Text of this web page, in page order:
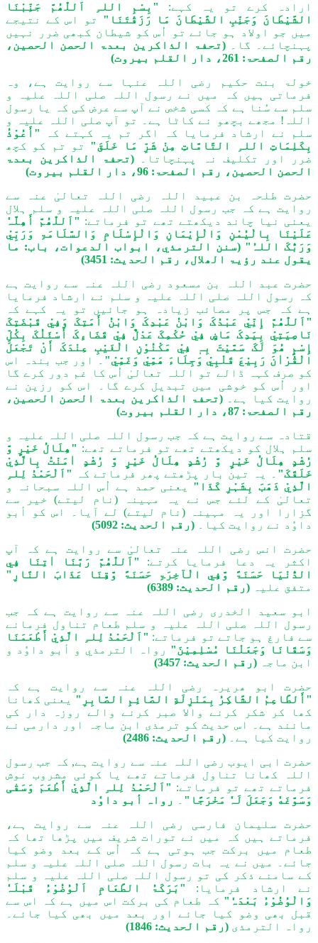
ارادہ کرے تو یہ کہے:
"بِسْمِ اللہِ اَللّٰھُمَّ جَنِّبْنَا
الشَّیْطَانَ وَجَنِّبِ الشَّیْطَانَ مَا رَزَقْتَنَا" تو اس کے نتیجے
میں جو اولاد ہو جائے تو اُس کو شیطان کبھی ضرر نہیں
پہنچائے۔ گا۔(تحفۃ الذاکرین بعدۃ الحصن الحصين،
رقم الصفحۃ: 261، دار القلم بیروت)
خولۃ بنت حکیم رضی اللہ عنہا سے روایت ہے، وہ
فرماتی ہیں کہ میں نے رسول اللہ صلی اللہ علیہ و
سلم سے سُنا ہے کہ کسی شخص نے آپ سے عرض کی کہ یا رسول
اللہ! مجھے بچھو نے کاٹا ہے۔ تو آپ صلی اللہ علیہ و
سلم نے ارشاد فرمایا کہ اگر تم یہ کہتے کہ
"أَعُوْذُ
بِکَلِمَاتِ اللہِ التَّامَّاتِ مِنْ شَرِّ مَا خَلَقَ" تو تم کو کچھ
ضرر اور تکلیف نہ پہنچاتا۔ (تحفۃ الذاکرین بعدۃ
الحصن الحصین، رقم الصفحۃ: 96، دار القلم بیروت)
حضرت طلحہ بن عبید اللہ رضی اللہ تعالیٰ عنہ سے
روایت ہے کہ جب رسول اللہ صلی اللہ علیہ و سلم ہلال
یعنی نیا چاند دیکھتے تھے تو فرماتے: "اَللّٰھُمَّ أَھِلَّہٗ
عَلَیْنَا بِالْیُمْنِ وَالْإِیْمَانِ وَالْإِسْلَامِ وَالسَّلَامَۃِ وَرَبِّيْ
وَرَبُّکَ اللہُ" (سنن الترمذي، ابواب الدعوات، باب: ما
یقول عند رؤیۃ الھلال، رقم الحديث: 3451)
حضرت عبد اللہ بن مسعود رضی اللہ عنہ سے روایت ہے
کہ رسول اللہ صلی اللہ علیہ و سلم نے ارشاد فرمایا
ہے کہ جس پر مصائب زیادہ ہو جائیں تو یہ کہے کہ
"اَللّٰھُمَّ إِنِّيْ عَبْدُکَ وَابْنُ عَبْدِکَ وَابْنُ أَمَتِکَ وَفِيْ قَبْضَتِکَ
نَاصِیَتِيْ بِیَدِکَ مَاضٍ فِيْ حُکْمِکَ عَدْلٌ فِيْ قَضَاءِکَ أَسْئَلُکَ بِکُلِّ
إِسْمٍ ھُوَ لَکَ سَمَّیْتَ بِہٖ فِيْ مَکْنُوْنِ الْغَیْبِ عِنْدَکَ أَنْ تَجْعَلَ
الْقُرْاٰنَ رَبِیْعَ قَلْبِيْ وَجِلَاءَ ھَمِّيْ وَغَمِّيْ" ۔ اور جب بندہ اس
کو صرف کہہ ڈالے تو اللہ تعالیٰ اُس کا غم دور کرے گا
اور اُس کو خوشی میں تبدیل کرے گا۔ اس کو رزین نے
روایت کیا ہے۔ (تحفۃ الذاکرین بعدۃ الحصن الحصین،
رقم الصفحۃ: 87، دار القلم بیروت)
قتادہ سے روایت ہے کہ جب رسول اللہ صلی اللہ علیہ و
سلم ہلال کو دیکھتے تھے تو فرماتے تھے: "ھِلَالُ خَیْرٍ وَّ
رُشْدٍ ھِلَالُ خَیْرٍ وَّ رُشْدٍ ھِلَالُ خَیْرٍ وَّ رُشْدٍ اٰمَنْتُ بِالَّذِيْ
خَلَقَکَ" ۔ یہ تین بار پڑھتے پھر فرماتے کہ
"اَلْحَمْدُ لِلہِ
الَّذِيْ ذَھَبَ بِشَہْرِ کَذَا" یعنی حمد ہے اُس اللہ سبحانہ و
تعالیٰ کے لئے جس نے یہ مہینہ (نام لیتے) خیر سے
گزارا اور یہ مہینہ (نام لیتے) لے آیا۔ اس کو أبو
داوٗد نے روایت کیا۔ (رقم الحدیث: 5092)
حضرت انس رضی اللہ عنہ تعالیٰ سے روایت ہے کہ آپ
اکثر یہ دعا فرمایا کرتے: "اَللّٰھُمَّ رَبَّنَا اٰتِنَا فِي
الدُّنْیَا حَسَنَۃً وَّفِي الْآخِرَۃِ حَسَنَۃً وَّقِنَا عَذَابَ النَّارِ"
متفق علیہ
(رقم الحديث: 6389)
ابو سعید الخدری رضی اللہ عنہ سے روایت ہے کہ جب
رسول اللہ صلی اللہ علیہ و سلم طعام تناول فرمانے
سے فارغ ہو جاتے تو فرماتے: "اَلْحَمْدُ لِلہِ الَّذِيْ أَطْعَمَنَا
وَسَقَانَا وَجَعَلْنَا مُسْلِمِیْنَ" رواہ الترمذي و أبو داوٗد و
ابن ماجہ
(رقم الحديث: 3457)
حضرت ابو ھریرہ رضی اللہ عنہ سے روایت ہے کہ
"أَلطَّاعِمُ الشَّاکِرُ بِمَنْزِلَةِ الصَّائِمِ الصَّابِرِ" یعنی کھانا
کھا کر شکر کرنے والا صبر کرنے والے روزہ دار کی
مانند ہے۔ اس حدیث کو ترمذی ابن ماجہ اور دارمی نے
روایت کیا ہے۔
(رقم الحدیث: 2486)
حضرت ابی ایوب رضی اللہ عنہ سے روایت ہے, کہ جب رسول
اللہ کھانا تناول فرماتے تھے یا کوئی مشروب نوش
فرماتے تھے تو فرماتے: "اَلْحَمْدُ لِلہِ الَّذِيْ أَطْعَمَ وَسَقٰی
وَسَوَّغَهٗ وَجَعَلَ لَہٗ مَخْرَجًا"
رواہ أبو داوٗد
حضرت سلیمان فارسی رضی اللہ عنہ سے روایت ہے،
فرماتے ہیں کہ میں نے تورات شریف میں پڑھا تھا کہ
طعام میں برکت جب ہوتی ہے کہ اُس کے بعد وضو کیا
جائے۔ میں نے یہ بات رسول اللہ صلی اللہ علیہ و سلم
کے سامنے ذکر کی تو رسول اللہ صلی اللہ علیہ و سلم
نے ارشاد فرمایا: "بَرَکَۃُ الطَّعَامِ اَلْوُضُوْءُ قَبْلَہٗ
وَالْوُضُوْءُ بَعْدَہٗ" کہ طعام کی برکت اس میں ہے کہ اس سے
قبل بھی وضو کیا جائے اور بعد میں بھی کیا جائے۔
رواہ الترمذی (رقم الحديث: 1846)